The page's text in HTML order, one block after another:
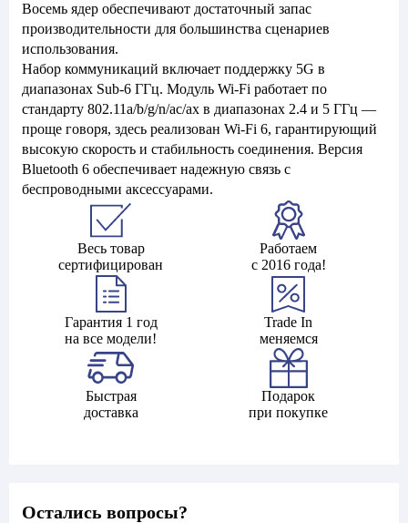
Восемь ядер обеспечивают достаточный запас
производительности для большинства сценариев
использования.
Набор коммуникаций включает поддержку 5G в
диапазонах Sub-6 ГГц. Модуль Wi-Fi работает по
стандарту 802.11a/b/g/n/ac/ax в диапазонах 2.4 и 5 ГГц —
проще говоря, здесь реализован Wi-Fi 6, гарантирующий
высокую скорость и стабильность соединения. Версия
Bluetooth 6 обеспечивает надежную связь с
беспроводными аксессуарами.
Весь товар
сертифицирован
Работаем
с 2016 года!
Гарантия 1 год
на все модели!
Trade In
меняемся
Быстрая
доставка
Подарок
при покупке
Остались вопросы?